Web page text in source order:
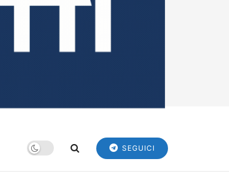
SEGUICI